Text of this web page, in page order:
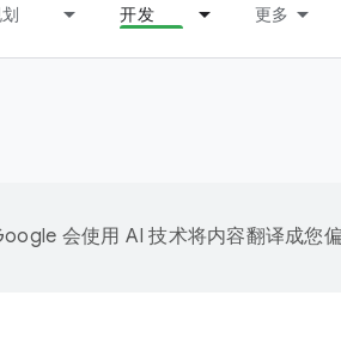
开发 更多
会使用 AI 技术将内容翻译成您